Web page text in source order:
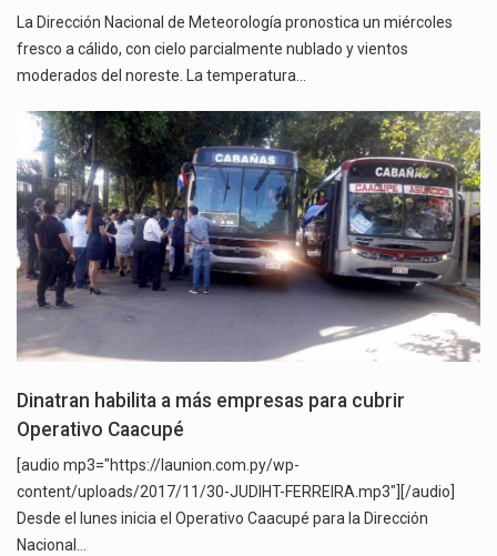
La Dirección Nacional de Meteorología pronostica un miércoles
fresco a cálido, con cielo parcialmente nublado y vientos
moderados del noreste. La temperatura…
Dinatran habilita a más empresas para cubrir
Operativo Caacupé
[audio mp3="https://launion.com.py/wp-
content/uploads/2017/11/30-JUDIHT-FERREIRA.mp3"][/audio]
Desde el lunes inicia el Operativo Caacupé para la Dirección
Nacional…